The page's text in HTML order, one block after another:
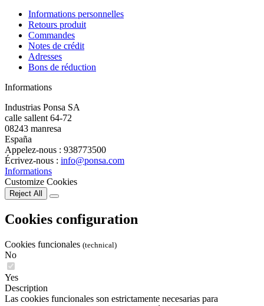
Informations personnelles
Retours produit
Commandes
Notes de crédit
Adresses
Bons de réduction
Informations
Industrias Ponsa SA
calle sallent 64-72
08243 manresa
España
Appelez-nous : 938773500
Écrivez-nous : info@ponsa.com
Informations
Customize Cookies
Reject All
Cookies configuration
Cookies funcionales (technical)
No
Yes
Description
Las cookies funcionales son estrictamente necesarias para